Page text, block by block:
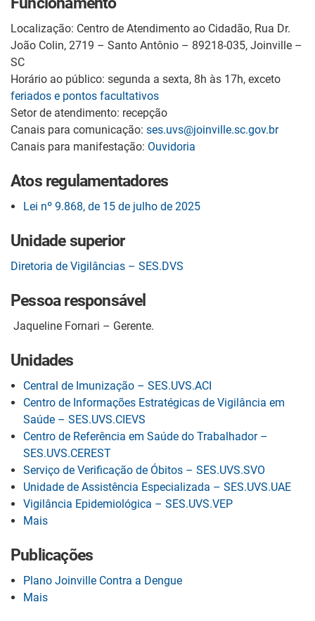
Localização: Centro de Atendimento ao Cidadão, Rua Dr.
João Colin, 2719 – Santo Antônio – 89218-035, Joinville –
SC
Horário ao público: segunda a sexta, 8h às 17h, exceto
feriados e pontos facultativos
Setor de atendimento: recepção
Canais para comunicação: ses.uvs@joinville.sc.gov.br
Canais para manifestação: Ouvidoria
Atos regulamentadores
Lei nº 9.868, de 15 de julho de 2025
Unidade superior
Diretoria de Vigilâncias – SES.DVS
Pessoa responsável
Jaqueline Fornari – Gerente.
Unidades
Central de Imunização – SES.UVS.ACI
Centro de Informações Estratégicas de Vigilância em
Saúde – SES.UVS.CIEVS
Centro de Referência em Saúde do Trabalhador –
SES.UVS.CEREST
Serviço de Verificação de Óbitos – SES.UVS.SVO
Unidade de Assistência Especializada – SES.UVS.UAE
Vigilância Epidemiológica – SES.UVS.VEP
Mais
Publicações
Plano Joinville Contra a Dengue
Mais